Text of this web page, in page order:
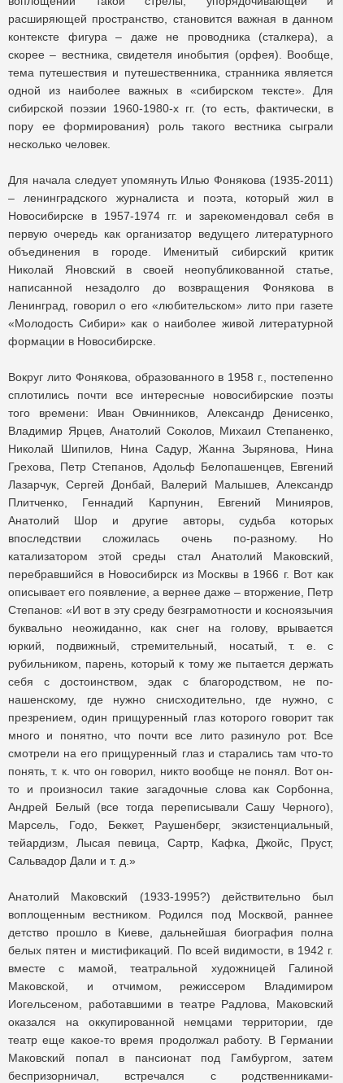
расширяющей пространство, становится важная в данном
контексте фигура – даже не проводника (сталкера), а
скорее – вестника, свидетеля инобытия (орфея). Вообще,
тема путешествия и путешественника, странника является
одной из наиболее важных в «сибирском тексте». Для
сибирской поэзии 1960-1980-х гг. (то есть, фактически, в
пору ее формирования) роль такого вестника сыграли
несколько человек.
Для начала следует упомянуть Илью Фонякова (1935-2011)
– ленинградского журналиста и поэта, который жил в
Новосибирске в 1957-1974 гг. и зарекомендовал себя в
первую очередь как организатор ведущего литературного
объединения в городе. Именитый сибирский критик
Николай Яновский в своей неопубликованной статье,
написанной незадолго до возвращения Фонякова в
Ленинград, говорил о его «любительском» лито при газете
«Молодость Сибири» как о наиболее живой литературной
формации в Новосибирске.
Вокруг лито Фонякова, образованного в 1958 г., постепенно
сплотились почти все интересные новосибирские поэты
того времени: Иван Овчинников, Александр Денисенко,
Владимир Ярцев, Анатолий Соколов, Михаил Степаненко,
Николай Шипилов, Нина Садур, Жанна Зырянова, Нина
Грехова, Петр Степанов, Адольф Белопашенцев, Евгений
Лазарчук, Сергей Донбай, Валерий Малышев, Александр
Плитченко, Геннадий Карпунин, Евгений Минияров,
Анатолий Шор и другие авторы, судьба которых
впоследствии сложилась очень по-разному. Но
катализатором этой среды стал Анатолий Маковский,
перебравшийся в Новосибирск из Москвы в 1966 г. Вот как
описывает его появление, а вернее даже – вторжение, Петр
Степанов: «И вот в эту среду безграмотности и косноязычия
буквально неожиданно, как снег на голову, врывается
юркий, подвижный, стремительный, носатый, т. е. с
рубильником, парень, который к тому же пытается держать
себя с достоинством, эдак с благородством, не по-
нашенскому, где нужно снисходительно, где нужно, с
презрением, один прищуренный глаз которого говорит так
много и понятно, что почти все лито разинуло рот. Все
смотрели на его прищуренный глаз и старались там что-то
понять, т. к. что он говорил, никто вообще не понял. Вот он-
то и произносил такие загадочные слова как Сорбонна,
Андрей Белый (все тогда переписывали Сашу Черного),
Марсель, Годо, Беккет, Раушенберг, экзистенциальный,
тейардизм, Лысая певица, Сартр, Кафка, Джойс, Пруст,
Сальвадор Дали и т. д.»
Анатолий Маковский (1933-1995?) действительно был
воплощенным вестником. Родился под Москвой, раннее
детство прошло в Киеве, дальнейшая биография полна
белых пятен и мистификаций. По всей видимости, в 1942 г.
вместе с мамой, театральной художницей Галиной
Маковской, и отчимом, режиссером Владимиром
Иогельсеном, работавшими в театре Радлова, Маковский
оказался на оккупированной немцами территории, где
театр еще какое-то время продолжал работу. В Германии
Маковский попал в пансионат под Гамбургом, затем
беспризорничал, встречался с родственниками-